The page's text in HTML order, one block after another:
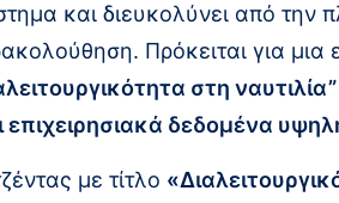
και διευκολύνει από την
Πρόκειται για μια
στη
επιχειρησιακά δεδομένα
με τίτλο